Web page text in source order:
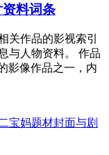
料词条
关作品的影视索引
与人物资料。 作品
影像作品之一，内